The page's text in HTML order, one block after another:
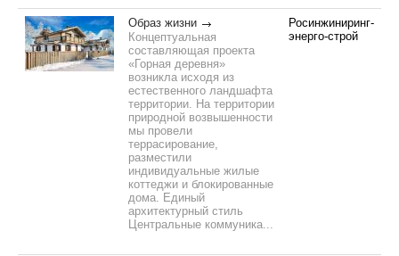
Образ жизни
Концептуальная
составляющая проекта
«Горная деревня»
возникла исходя из
естественного ландшафта
территории. На территории
природной возвышенности
мы провели
террасирование,
разместили
индивидуальные жилые
коттеджи и блокированные
дома. Единый
архитектурный стиль
Центральные коммуника...
Росинжиниринг-
энерго-строй